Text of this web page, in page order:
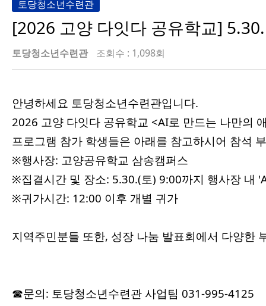
토당청소년수련관
[2026 고양 다잇다 공유학교]
토당청소년수련관 조회수 : 1,098회
안녕하세요 토당청소년수련관입니다.
2026 고양 다잇다 공유학교 <AI로 만드는 나만의
프로그램 참가 학생들은 아래를 참고하시어 참석
※행사장: 고양공유학교 삼송캠퍼스
※집결시간 및 장소: 5.30.(토) 9:00까지 행사장 내
※귀가시간: 12:00 이후 개별 귀가
지역주민분들 또한, 성장 나눔 발표회에서 다양한
☎문의: 토당청소년수련관 사업팀 031-995-4125